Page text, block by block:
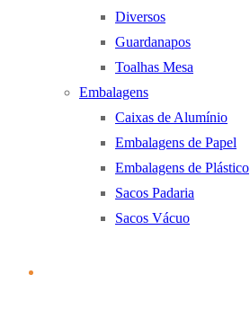
Diversos
Guardanapos
Toalhas Mesa
Embalagens
Caixas de Alumínio
Embalagens de Papel
Embalagens de Plástico
Sacos Padaria
Sacos Vácuo